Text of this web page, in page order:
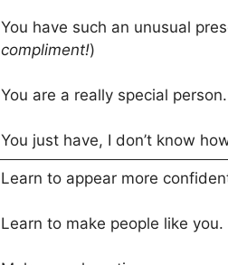
You have such an unusual
compliment!)
You are a really special
You just have, I don’t know
Learn to appear more
Learn to make people like you.